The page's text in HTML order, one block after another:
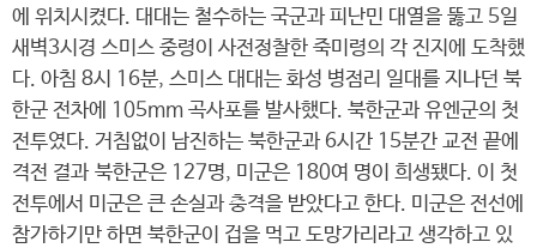
에 위치시켰다. 대대는 철수하는 국군과 피난민 대열을 뚫고 5일
새벽3시경 스미스 중령이 사전정찰한 죽미령의 각 진지에 도착했
다. 아침 8시 16분, 스미스 대대는 화성 병점리 일대를 지나던 북
한군 전차에 105mm 곡사포를 발사했다. 북한군과 유엔군의 첫
전투였다. 거침없이 남진하는 북한군과 6시간 15분간 교전 끝에
격전 결과 북한군은 127명, 미군은 180여 명이 희생됐다. 이 첫
전투에서 미군은 큰 손실과 충격을 받았다고 한다. 미군은 전선에
참가하기만 하면 북한군이 겁을 먹고 도망가리라고 생각하고 있